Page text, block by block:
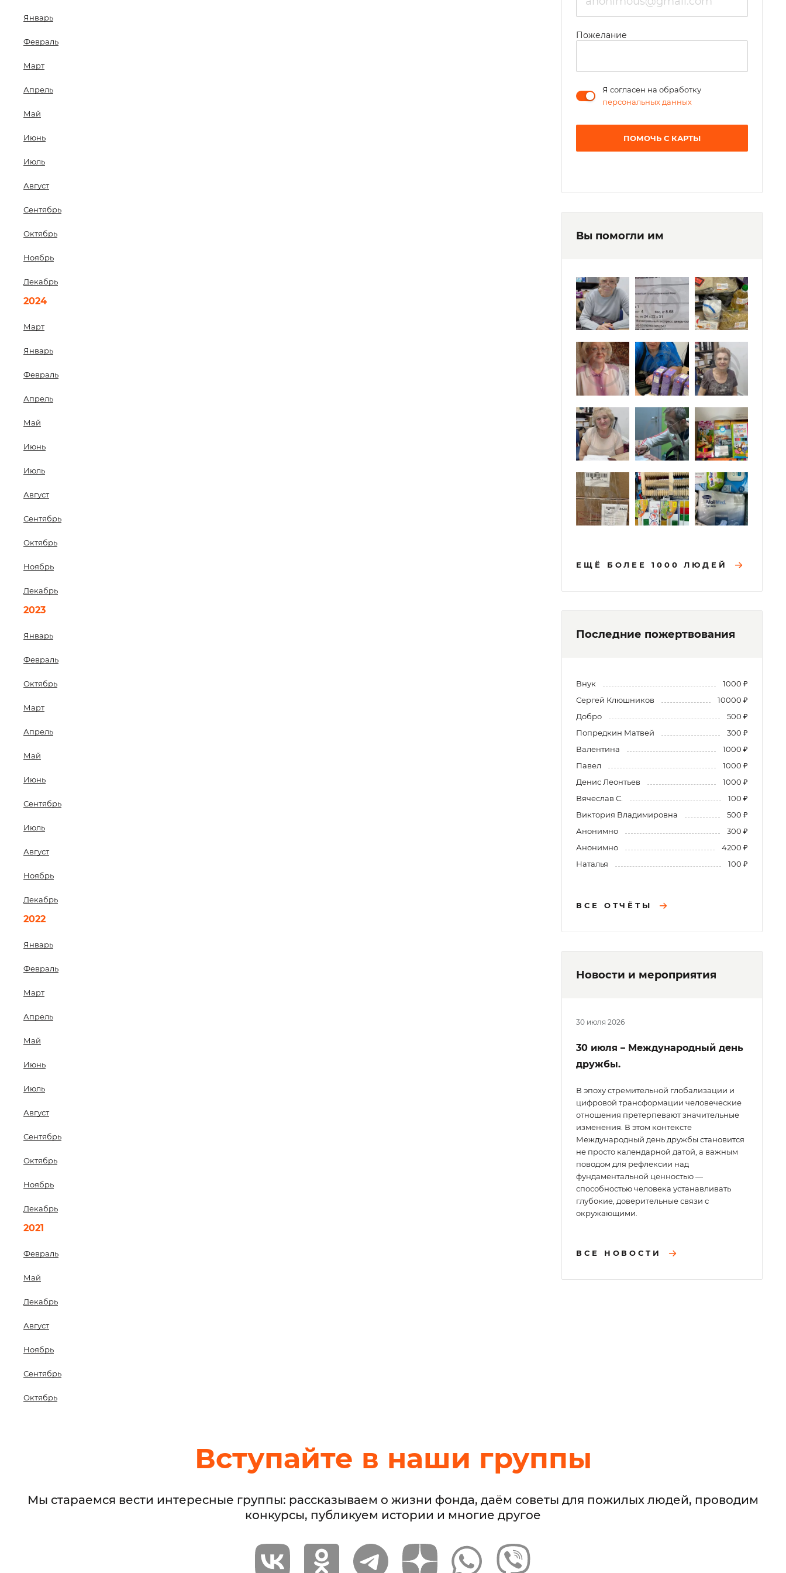
Январь
Февраль
Март
Апрель
Май
Июнь
Июль
Август
Сентябрь
Октябрь
Ноябрь
Декабрь
2024
Март
Январь
Февраль
Апрель
Май
Июнь
Июль
Август
Сентябрь
Октябрь
Ноябрь
Декабрь
2023
Январь
Февраль
Октябрь
Март
Апрель
Май
Июнь
Сентябрь
Июль
Август
Ноябрь
Декабрь
2022
Январь
Февраль
Март
Апрель
Май
Июнь
Июль
Август
Сентябрь
Октябрь
Ноябрь
Декабрь
2021
Февраль
Май
Декабрь
Август
Ноябрь
Сентябрь
Октябрь
Пожелание
Я согласен на обработку
персональных данных
ПОМОЧЬ С КАРТЫ
Вы помогли им
ЕЩЁ БОЛЕЕ 1000 ЛЮДЕЙ
Последние пожертвования
Внук
1000 ₽
Сергей Клюшников
10000 ₽
Добро
500 ₽
Попредкин Матвей
300 ₽
Валентина
1000 ₽
Павел
1000 ₽
Денис Леонтьев
1000 ₽
Вячеслав С.
100 ₽
Виктория Владимировна
500 ₽
Анонимно
300 ₽
Анонимно
4200 ₽
Наталья
100 ₽
ВСЕ ОТЧЁТЫ
Новости и мероприятия
30 июля 2026
30 июля – Международный день
дружбы.
В эпоху стремительной глобализации и
цифровой трансформации человеческие
отношения претерпевают значительные
изменения. В этом контексте
Международный день дружбы становится
не просто календарной датой, а важным
поводом для рефлексии над
фундаментальной ценностью —
способностью человека устанавливать
глубокие, доверительные связи с
окружающими.
ВСЕ НОВОСТИ
Вступайте в наши группы
Мы стараемся вести интересные группы: рассказываем о жизни фонда, даём советы для пожилых людей, проводим
конкурсы, публикуем истории и многие другое